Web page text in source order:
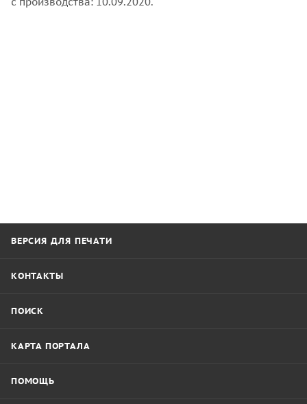
ВЕРСИЯ ДЛЯ ПЕЧАТИ
КОНТАКТЫ
ПОИСК
КАРТА ПОРТАЛА
ПОМОЩЬ